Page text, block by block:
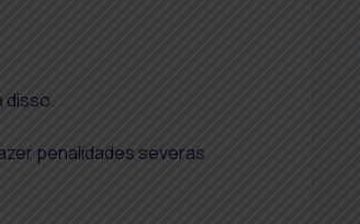
disso.
penalidades severas